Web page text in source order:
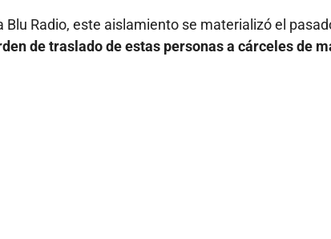
Radio, este aislamiento se materializó el
de traslado de estas personas a cárceles de